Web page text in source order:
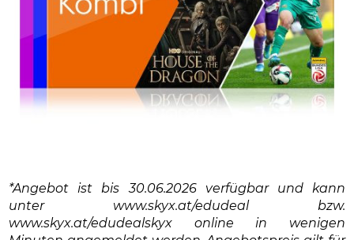
*Angebot ist bis 30.06.2026 verfügbar und kann
unter www.skyx.at/edudeal bzw.
www.skyx.at/edudealskyx online in wenigen